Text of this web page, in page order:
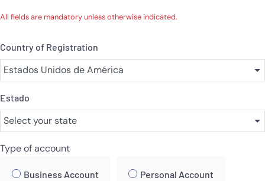
All fields are mandatory unless otherwise indicated.
Country of Registration
Estado
Type of account
Business Account Personal Account